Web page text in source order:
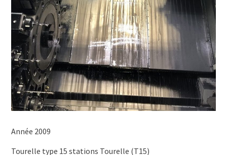
Année 2009
Tourelle type 15 stations Tourelle (T15)